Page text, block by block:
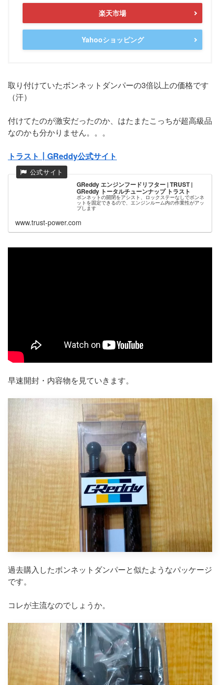
楽天市場
Yahooショッピング
取り付けていたボンネットダンパーの3倍以上の価格です
（汗）
付けてたのが激安だったのか、はたまたこっちが超高級品
なのかも分かりません。。。
トラスト┃GReddy公式サイト
GReddy エンジンフードリフター | TRUST |
GReddy トータルチューンナップ トラスト
ボンネットの開閉をアシスト、ロックステーなしでボンネ
ットを固定できるので、エンジンルーム内の作業性がアッ
プします
www.trust-power.com
早速開封・内容物を見ていきます。
過去購入したボンネットダンパーと似たようなパッケージ
です。
コレが主流なのでしょうか。